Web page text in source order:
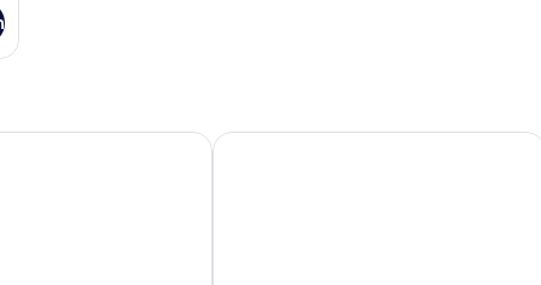
- City by IHG The Liman Hotel